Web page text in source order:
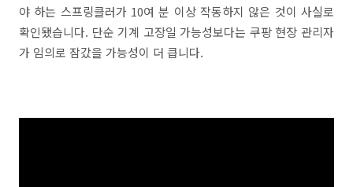
야 하는 스프링클러가 10여 분 이상 작동하지 않은 것이 사실로
확인됐습니다. 단순 기계 고장일 가능성보다는 쿠팡 현장 관리자
가 임의로 잠갔을 가능성이 더 큽니다.